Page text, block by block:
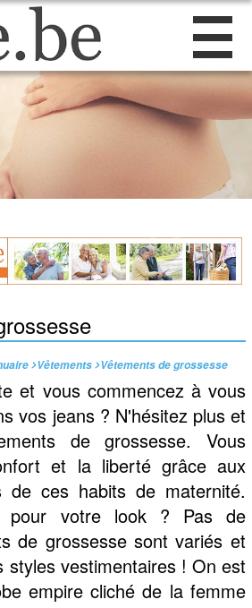
Vêtements Vêtements de grossesse
et vous commencez à vous
vos jeans ? N'hésitez plus et
de grossesse. Vous
et la liberté grâce aux
de ces habits de maternité.
pour votre look ? Pas de
de grossesse sont variés et
styles vestimentaires ! On est
empire cliché de la femme